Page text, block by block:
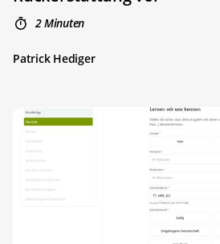
2 Minuten
Patrick Hediger